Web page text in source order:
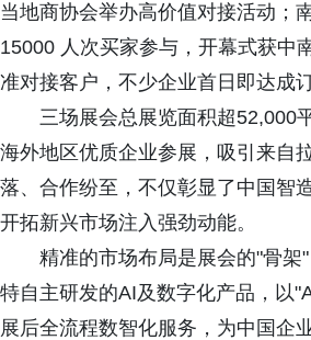
当地商协会举办高价值对接活动；
15000 人次买家参与，开幕式获中
准对接客户，不少企业首日即达成
三场展会总展览面积超52,000平
海外地区优质企业参展，吸引来自
落、合作纷至，不仅彰显了中国智
开拓新兴市场注入强劲动能。
精准的市场布局是展会的"骨架"
特自主研发的AI及数字化产品，以
展后全流程数智化服务，为中国企